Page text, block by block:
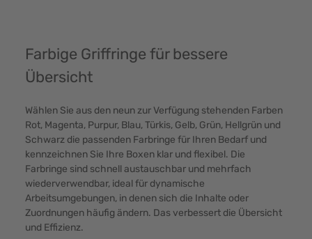
Farbige Griffringe für bessere
Übersicht
Wählen Sie aus den neun zur Verfügung stehenden Farben
Rot, Magenta, Purpur, Blau, Türkis, Gelb, Grün, Hellgrün und
Schwarz die passenden Farbringe für Ihren Bedarf und
kennzeichnen Sie Ihre Boxen klar und flexibel. Die
Farbringe sind schnell austauschbar und mehrfach
wiederverwendbar, ideal für dynamische
Arbeitsumgebungen, in denen sich die Inhalte oder
Zuordnungen häufig ändern. Das verbessert die Übersicht
und Effizienz.